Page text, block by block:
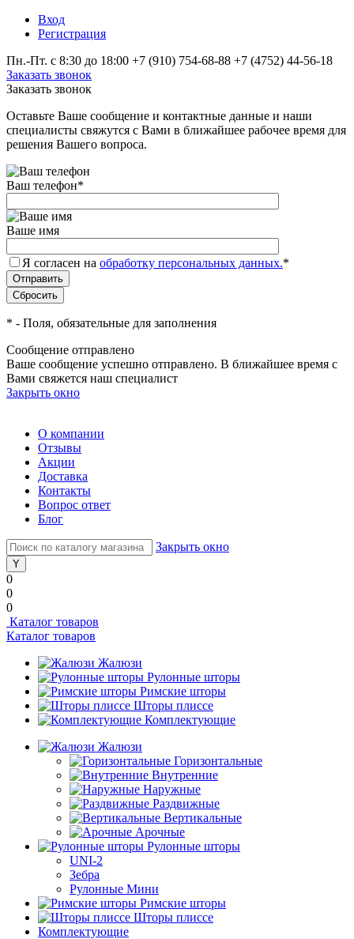
Вход
Регистрация
Пн.-Пт. с 8:30 до 18:00 +7 (910) 754‑68-88 +7 (4752) 44-56-18
Заказать звонок
Заказать звонок
Оставьте Ваше сообщение и контактные данные и наши
специалисты свяжутся с Вами в ближайшее рабочее время для
решения Вашего вопроса.
Ваш телефон*
Ваше имя
Я согласен на обработку персональных данных.*
* - Поля, обязательные для заполнения
Сообщение отправлено
Ваше сообщение успешно отправлено. В ближайшее время с
Вами свяжется наш специалист
Закрыть окно
О компании
Отзывы
Акции
Доставка
Контакты
Вопрос ответ
Блог
Закрыть окно
0
0
0
Каталог товаров
Каталог товаров
Жалюзи
Рулонные шторы
Римские шторы
Шторы плиссе
Комплектующие
Жалюзи
Горизонтальные
Внутренние
Наружные
Раздвижные
Вертикальные
Арочные
Рулонные шторы
UNI-2
Зебра
Рулонные Мини
Римские шторы
Шторы плиссе
Комплектующие